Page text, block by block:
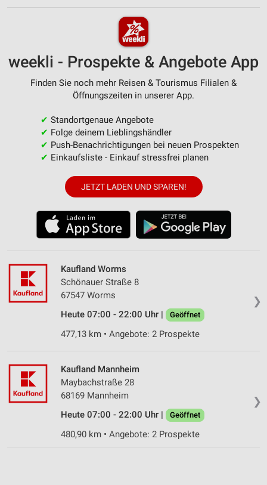
weekli - Prospekte & Angebote App
Finden Sie noch mehr Reisen & Tourismus Filialen &
Öffnungszeiten in unserer App.
✔ Standortgenaue Angebote
✔ Folge deinem Lieblingshändler
✔ Push-Benachrichtigungen bei neuen Prospekten
✔ Einkaufsliste - Einkauf stressfrei planen
JETZT LADEN UND SPAREN!
❯
Kaufland Worms
Schönauer Straße 8
67547 Worms
Heute 07:00 - 22:00 Uhr |
Geöffnet
477,13 km • Angebote: 2 Prospekte
❯
Kaufland Mannheim
Maybachstraße 28
68169 Mannheim
Heute 07:00 - 22:00 Uhr |
Geöffnet
480,90 km • Angebote: 2 Prospekte